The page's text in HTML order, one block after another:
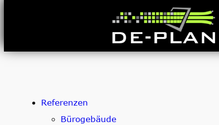
springen
Referenzen
Bürogebäude